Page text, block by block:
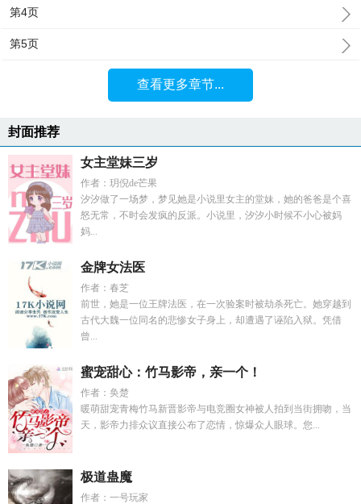
第4页
第5页
查看更多章节...
封面推荐
女主堂妹三岁
作者：玥倪de芒果
汐汐做了一场梦，梦见她是小说里女主的堂妹，她的爸爸是个喜
怒无常，不时会发疯的反派。小说里，汐汐小时候不小心被妈
妈...
金牌女法医
作者：春芝
前世，她是一位王牌法医，在一次验案时被劫杀死亡。她穿越到
古代大魏一位同名的悲惨女子身上，却遭遇了诬陷入狱。凭借
曾...
蜜宠甜心：竹马影帝，亲一个！
作者：奂楚
暖萌甜宠青梅竹马新晋影帝与电竞圈女神被人拍到当街拥吻，当
天，影帝力排众议直接公布了恋情，惊爆众人眼球。您...
极道蛊魔
作者：一号玩家